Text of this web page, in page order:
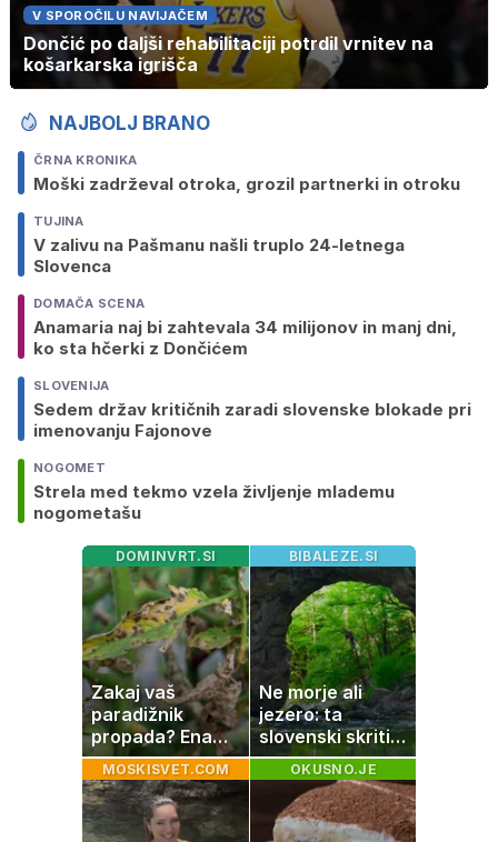
V SPOROČILU NAVIJAČEM
Dončić po daljši rehabilitaciji potrdil vrnitev na
košarkarska igrišča
NAJBOLJ BRANO
ČRNA KRONIKA
Moški zadrževal otroka, grozil partnerki in otroku
TUJINA
V zalivu na Pašmanu našli truplo 24-letnega
Slovenca
DOMAČA SCENA
Anamaria naj bi zahtevala 34 milijonov in manj dni,
ko sta hčerki z Dončićem
SLOVENIJA
Sedem držav kritičnih zaradi slovenske blokade pri
imenovanju Fajonove
NOGOMET
Strela med tekmo vzela življenje mlademu
nogometašu
DOMINVRT.SI
Zakaj vaš
paradižnik
propada? Ena
napaka lahko
uniči rastline –
tako jih rešite
BIBALEZE.SI
Ne morje ali
jezero: ta
slovenski skriti
raj je kot
ustvarjen za
družinski izlet
MOSKISVET.COM OKUSNO.JE